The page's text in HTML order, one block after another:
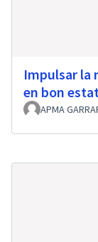
Impulsar la
en bon
APMA